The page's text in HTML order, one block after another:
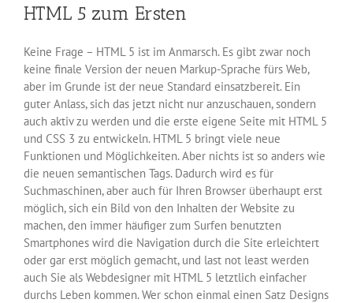
HTML 5 zum Ersten
Keine Frage – HTML 5 ist im Anmarsch. Es gibt zwar noch
keine finale Version der neuen Markup-Sprache fürs Web,
aber im Grunde ist der neue Standard einsatzbereit. Ein
guter Anlass, sich das jetzt nicht nur anzuschauen, sondern
auch aktiv zu werden und die erste eigene Seite mit HTML 5
und CSS 3 zu entwickeln. HTML 5 bringt viele neue
Funktionen und Möglichkeiten. Aber nichts ist so anders wie
die neuen semantischen Tags. Dadurch wird es für
Suchmaschinen, aber auch für Ihren Browser überhaupt erst
möglich, sich ein Bild von den Inhalten der Website zu
machen, den immer häufiger zum Surfen benutzten
Smartphones wird die Navigation durch die Site erleichtert
oder gar erst möglich gemacht, und last not least werden
auch Sie als Webdesigner mit HTML 5 letztlich einfacher
durchs Leben kommen. Wer schon einmal einen Satz Designs